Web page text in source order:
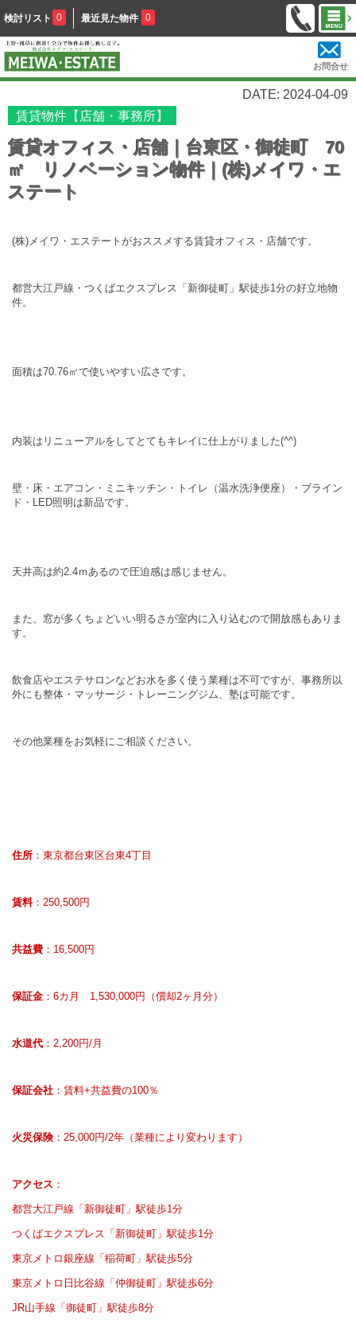
検討リスト 0 最近見た物件 0
お問合せ
DATE: 2024-04-09
賃貸物件【店舗・事務所】
賃貸オフィス・店舗｜台東区・御徒町 70
㎡ リノベーション物件｜(株)メイワ・エ
ステート
(株)メイワ・エステートがおススメする賃貸オフィス・店舗です。
都営大江戸線・つくばエクスプレス「新御徒町」駅徒歩1分の好立地物
件。
面積は70.76㎡で使いやすい広さです。
内装はリニューアルをしてとてもキレイに仕上がりました(^^)
壁・床・エアコン・ミニキッチン・トイレ（温水洗浄便座）・ブライン
ド・LED照明は新品です。
天井高は約2.4ｍあるので圧迫感は感じません。
また、窓が多くちょどいい明るさが室内に入り込むので開放感もありま
す。
飲食店やエステサロンなどお水を多く使う業種は不可ですが、事務所以
外にも整体・マッサージ・トレー ニングジム、塾は可能です。
その他業種をお気軽にご相談ください。
住所 ：東京都台東区台東4丁目
賃料：250,500円
共益費 ：16,500円
保証金 ：6カ月 1,530,000円（償却2ヶ月分）
水道代 ：2,200円/月
保証会社 ：賃料+共益費の100％
火災保険 ：25,000円/2年（業種により変わります）
アクセス ：
都営大江戸線「新御徒町」駅徒歩1分
つくばエクスプレス「新御徒町」駅徒歩1分
東京メトロ銀座線「稲荷町」駅徒歩5分
東京メトロ日比谷線「仲御徒町」駅徒歩6分
JR山手線「御徒町」駅徒歩8分